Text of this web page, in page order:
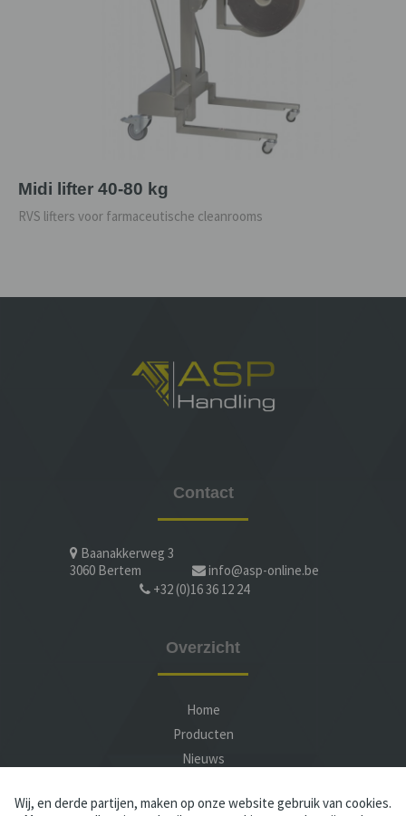
Midi lifter 40-80 kg
RVS lifters voor farmaceutische cleanrooms
Contact
Baanakkerweg 3
3060 Bertem
info@asp-online.be
+32 (0)16 36 12 24
Overzicht
Home
Producten
Nieuws
Over ASP
Wij, en derde partijen, maken op onze website gebruik van cookies.